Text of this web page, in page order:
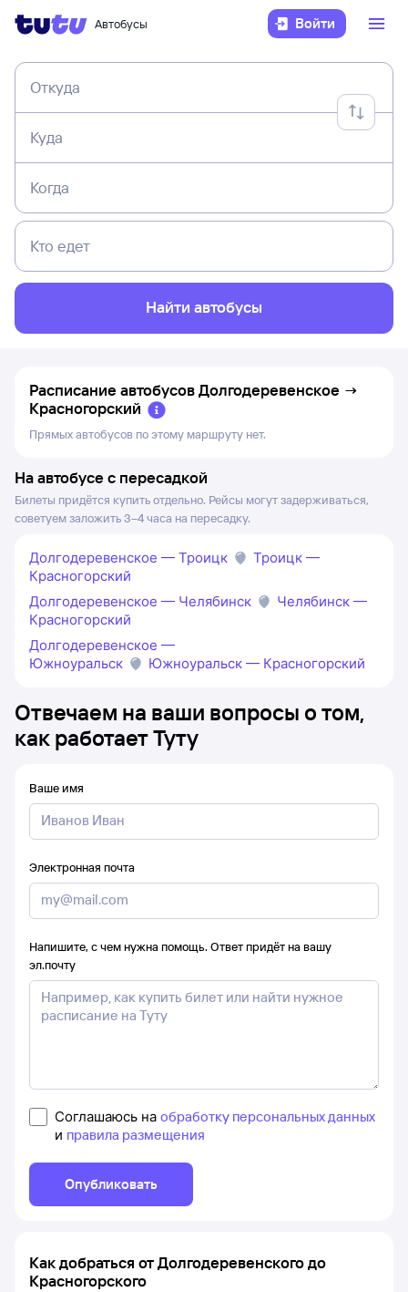
Автобусы Войти
Откуда
Куда
Когда
Кто едет
Найти автобусы
Расписание автобусовДолгодеревенское →
Красногорский
Прямых автобусов по этому маршруту нет.
На автобусе с пересадкой
Билеты придётся купить отдельно. Рейсы могут задерживаться,
советуем заложить 3–4 часа на пересадку.
Долгодеревенское — Троицк
Троицк —
Красногорский
Долгодеревенское — Челябинск
Челябинск —
Красногорский
Долгодеревенское —
Южноуральск
Южноуральск — Красногорский
Отвечаем на ваши вопросы о том,
как работает Туту
Ваше имя
Электронная почта
Напишите, с чем нужна помощь. Ответ придёт на вашу
эл.почту
Соглашаюсь на обработку персональных данных
и правила размещения
Опубликовать
Как добраться от Долгодеревенского до
Красногорского